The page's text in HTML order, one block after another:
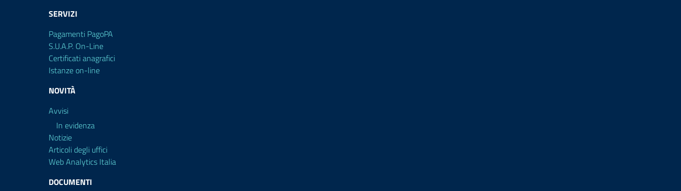
SERVIZI
Pagamenti PagoPA
S.U.A.P. On-Line
Certificati anagrafici
Istanze on-line
NOVITÀ
Avvisi
In evidenza
Notizie
Articoli degli uffici
Web Analytics Italia
DOCUMENTI